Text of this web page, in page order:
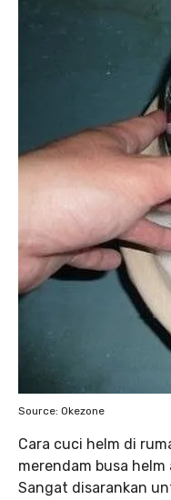
Source: Okezone
Cara cuci helm di
merendam busa
Sangat disarankan